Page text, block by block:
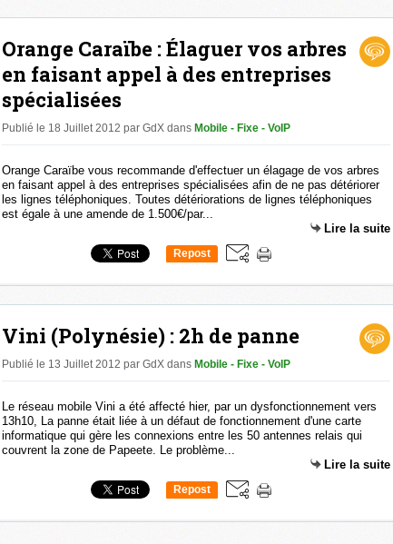
Orange Caraïbe : Élaguer vos arbres
en faisant appel à des entreprises
spécialisées
Publié le 18 Juillet 2012 par GdX dans Mobile - Fixe - VoIP
Orange Caraïbe vous recommande d'effectuer un élagage de vos arbres
en faisant appel à des entreprises spécialisées afin de ne pas détériorer
les lignes téléphoniques. Toutes détériorations de lignes téléphoniques
est égale à une amende de 1.500€/par...
Lire la suite
Repost
Vini (Polynésie) : 2h de panne
Publié le 13 Juillet 2012 par GdX dans Mobile - Fixe - VoIP
Le réseau mobile Vini a été affecté hier, par un dysfonctionnement vers
13h10, La panne était liée à un défaut de fonctionnement d'une carte
informatique qui gère les connexions entre les 50 antennes relais qui
couvrent la zone de Papeete. Le problème...
Lire la suite
Repost